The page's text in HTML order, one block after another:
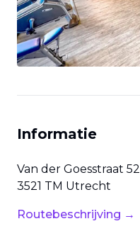
Informatie
Van der Goesstraat 52
3521 TM Utrecht
Routebeschrijving →